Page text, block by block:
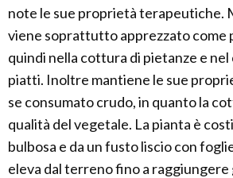
note le sue proprietà terapeutiche.
viene soprattutto apprezzato come
quindi nella cottura di pietanze e
piatti. Inoltre mantiene le sue
se consumato crudo, in quanto la
qualità del vegetale. La pianta è
bulbosa e da un fusto liscio con
eleva dal terreno fino a raggiungere